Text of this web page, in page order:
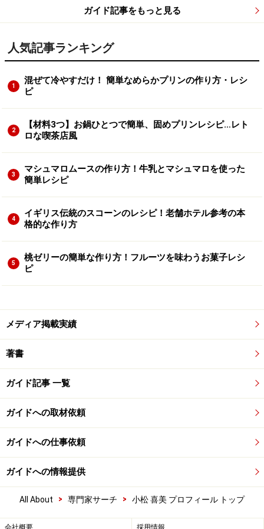
ガイド記事をもっと見る
人気記事ランキング
1
混ぜて冷やすだけ！ 簡単なめらかプリンの作り方・レシ
ピ
2
【材料3つ】お鍋ひとつで簡単、固めプリンレシピ…レト
ロな喫茶店風
3
マシュマロムースの作り方！牛乳とマシュマロを使った
簡単レシピ
4
イギリス伝統のスコーンのレシピ！老舗ホテル参考の本
格的な作り方
5
桃ゼリーの簡単な作り方！フルーツを味わうお菓子レシ
ピ
メディア掲載実績
著書
ガイド記事 一覧
ガイドへの取材依頼
ガイドへの仕事依頼
ガイドへの情報提供
All About > 専門家サーチ > 小松 喜美 プロフィール トップ
会社概要 採用情報